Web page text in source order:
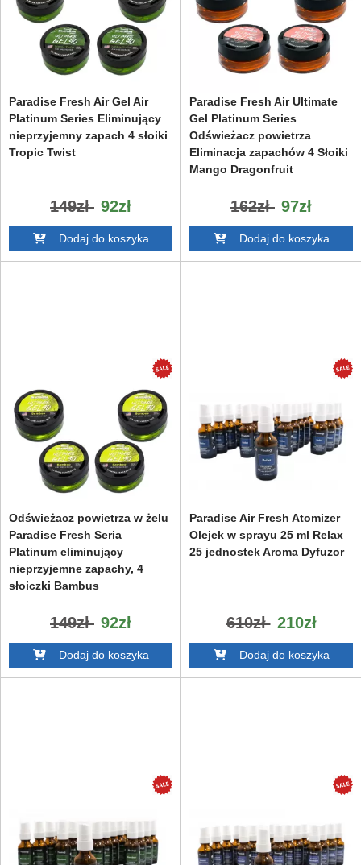
Paradise Fresh Air Gel Air
Platinum Series Eliminujący
nieprzyjemny zapach 4 słoiki
Tropic Twist
149zł 92zł
Dodaj do koszyka
Paradise Fresh Air Ultimate
Gel Platinum Series
Odświeżacz powietrza
Eliminacja zapachów 4 Słoiki
Mango Dragonfruit
162zł 97zł
Dodaj do koszyka
Odświeżacz powietrza w żelu
Paradise Fresh Seria
Platinum eliminujący
nieprzyjemne zapachy, 4
słoiczki Bambus
149zł 92zł
Dodaj do koszyka
Paradise Air Fresh Atomizer
Olejek w sprayu 25 ml Relax
25 jednostek Aroma Dyfuzor
610zł 210zł
Dodaj do koszyka